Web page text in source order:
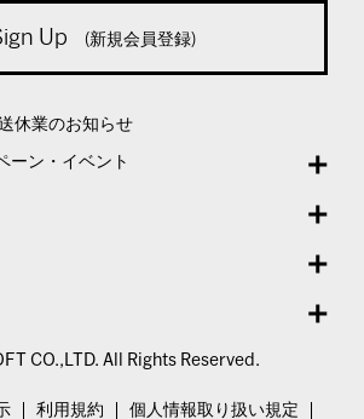
Up (新規会員登録)
休業のお知らせ
ーン・イベント
CO.,LTD. All Rights Reserved.
利用規約 個人情報取り扱い規定